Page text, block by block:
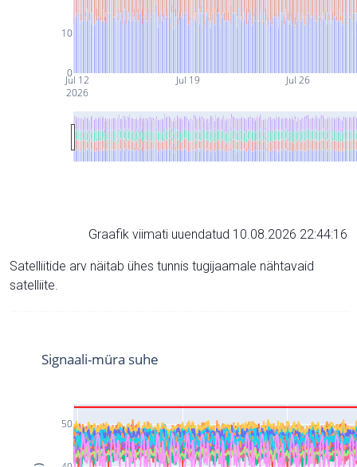
Jul 12
2026
Jul 19 Jul 26
0
10
Graafik viimati uuendatud 10.08.2026 22:44:16
Satelliitide arv näitab ühes tunnis tugijaamale nähtavaid
satelliite.
50
Signaali-müra suhe